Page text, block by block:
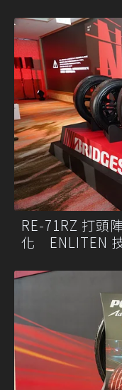
RE-71RZ 打頭
化 ENLITEN